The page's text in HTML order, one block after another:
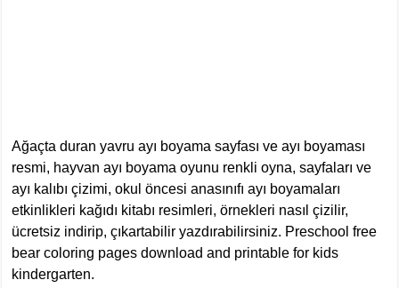
Ağaçta duran yavru ayı boyama sayfası ve ayı boyaması
resmi, hayvan ayı boyama oyunu renkli oyna, sayfaları ve
ayı kalıbı çizimi, okul öncesi anasınıfı ayı boyamaları
etkinlikleri kağıdı kitabı resimleri, örnekleri nasıl çizilir,
ücretsiz indirip, çıkartabilir yazdırabilirsiniz. Preschool free
bear coloring pages download and printable for kids
kindergarten.